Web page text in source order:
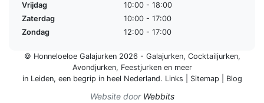
Vrijdag
10:00 - 18:00
Zaterdag
10:00 - 17:00
Zondag
12:00 - 17:00
© Honneloeloe Galajurken 2026 - Galajurken, Cocktailjurken,
Avondjurken, Feestjurkenen meer
in Leiden, een begrip in heel Nederland. Links Sitemap Blog
Website door Webbits